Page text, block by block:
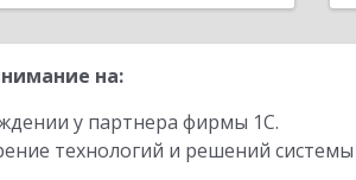
на:
у партнера фирмы 1С.
технологий и решений